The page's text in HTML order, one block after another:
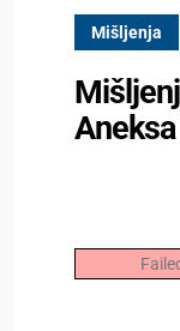
Mišljenja